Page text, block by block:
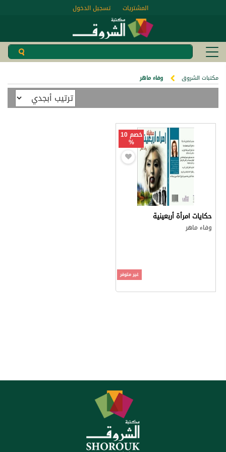
تسجيل الدخول المشتريات
مكتبات الشروق وفاء ماهر
خصم 10
%
حكايات امرأة أربعينية
وفاء ماهر
غير متوفر